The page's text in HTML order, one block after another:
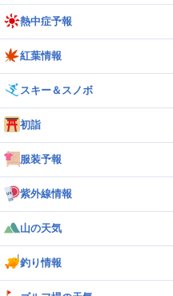
熱中症予報
紅葉情報
スキー＆スノボ
初詣
服装予報
紫外線情報
山の天気
釣り情報